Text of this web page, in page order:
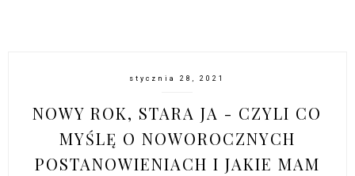
stycznia 28, 2021
NOWY ROK, STARA JA - CZYLI CO
MYŚLĘ O NOWOROCZNYCH
POSTANOWIENIACH I JAKIE MAM